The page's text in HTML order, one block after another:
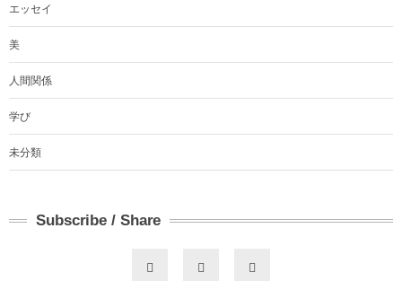
エッセイ
美
人間関係
学び
未分類
Subscribe / Share